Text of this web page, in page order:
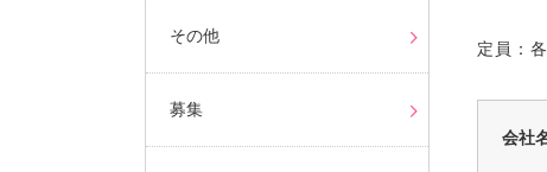
その他
募集
定員：
会社